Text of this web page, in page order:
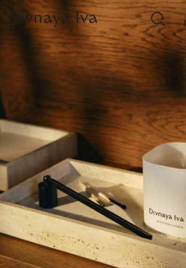
НОВИНКИ
СМОТРЕТЬ ВСЕ
РАСПРОДАЖА
ПОСУДА И СЕРВИРОВКА
ТЕКСТИЛЬ ДЛЯ ДОМА
ДЕКОР ДЛЯ ДОМА
МЕБЕЛЬ
КОЛЛЕКЦИИ ПОСТЕЛЬНОГО
КОЛЛЕКЦИЯ ИЗ МАССИВА ДУБА